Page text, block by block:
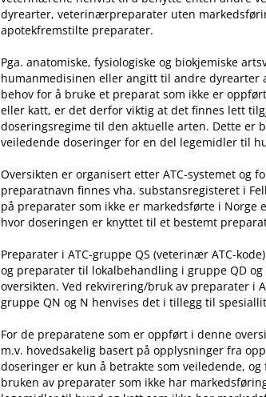
dyrearter, veterinærpreparater uten
apotekfremstilte preparater.
Pga. anatomiske, fysiologiske og biokjemiske
humanmedisinen eller angitt til andre dyrearter
behov for å bruke et preparat som ikke er
eller katt, er det derfor viktig at det finnes lett
doseringsregime til den aktuelle arten. Dette er
veiledende doseringer for en del legemidler til
Oversikten er organisert etter ATC-systemet og
preparatnavn finnes vha. substansregisteret i
på preparater som ikke er markedsførte i
hvor doseringen er knyttet til et bestemt
Preparater i ATC-gruppe QS (veterinær ATC-
og preparater til lokalbehandling i gruppe QD
oversikten. Ved rekvirering​/​bruk av preparater i
gruppe QN og N henvises det i tillegg til
For de preparatene som er oppført i denne
m.v. hovedsakelig basert på opplysninger fra
doseringer er kun å betrakte som veiledende,
bruken av preparater som ikke har